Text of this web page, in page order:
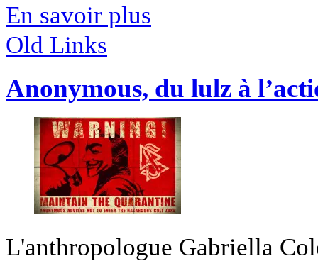
En savoir plus
Old Links
Anonymous, du lulz à
L'anthropologue Gabriella